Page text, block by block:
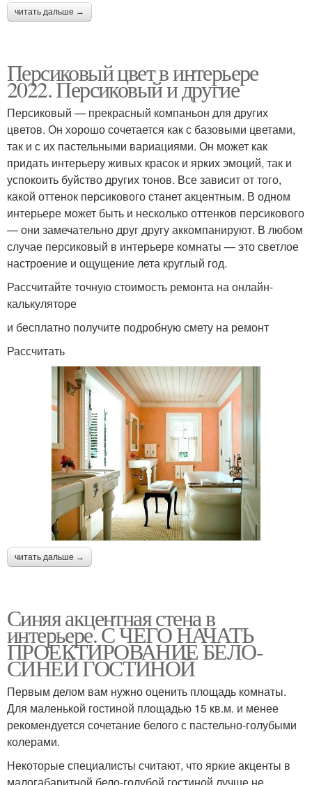
читать дальше →
Персиковый цвет в интерьере
2022. Персиковый и другие
Персиковый — прекрасный компаньон для других
цветов. Он хорошо сочетается как с базовыми цветами,
так и с их пастельными вариациями. Он может как
придать интерьеру живых красок и ярких эмоций, так и
успокоить буйство других тонов. Все зависит от того,
какой оттенок персикового станет акцентным. В одном
интерьере может быть и несколько оттенков персикового
— они замечательно друг другу аккомпанируют. В любом
случае персиковый в интерьере комнаты — это светлое
настроение и ощущение лета круглый год.
Рассчитайте точную стоимость ремонта на онлайн-
калькуляторе
и бесплатно получите подробную смету на ремонт
Рассчитать
читать дальше →
Синяя акцентная стена в
интерьере. С ЧЕГО НАЧАТЬ
ПРОЕКТИРОВАНИЕ БЕЛО-
СИНЕЙ ГОСТИНОЙ
Первым делом вам нужно оценить площадь комнаты.
Для маленькой гостиной площадью 15 кв.м. и менее
рекомендуется сочетание белого с пастельно-голубыми
колерами.
Некоторые специалисты считают, что яркие акценты в